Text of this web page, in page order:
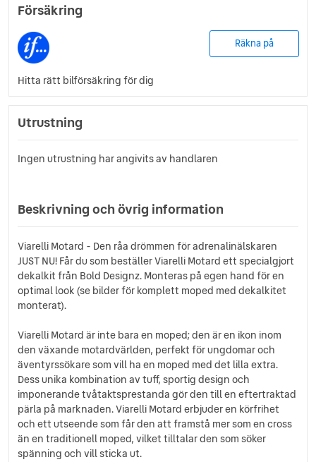
Försäkring
Räkna på
Hitta rätt bilförsäkring för dig
Utrustning
Ingen utrustning har angivits av handlaren
Beskrivning och övrig information
Viarelli Motard - Den råa drömmen för adrenalinälskaren
JUST NU! Får du som beställer Viarelli Motard ett specialgjort
dekalkit från Bold Designz. Monteras på egen hand för en
optimal look (se bilder för komplett moped med dekalkitet
monterat).
Viarelli Motard är inte bara en moped; den är en ikon inom
den växande motardvärlden, perfekt för ungdomar och
äventyrssökare som vill ha en moped med det lilla extra.
Dess unika kombination av tuff, sportig design och
imponerande tvåtaktsprestanda gör den till en eftertraktad
pärla på marknaden. Viarelli Motard erbjuder en körfrihet
och ett utseende som får den att framstå mer som en cross
än en traditionell moped, vilket tilltalar den som söker
spänning och vill sticka ut.